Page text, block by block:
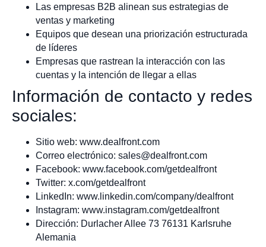
Las empresas B2B alinean sus estrategias de
ventas y marketing
Equipos que desean una priorización estructurada
de líderes
Empresas que rastrean la interacción con las
cuentas y la intención de llegar a ellas
Información de contacto y redes
sociales:
Sitio web: www.dealfront.com
Correo electrónico: sales@dealfront.com
Facebook: www.facebook.com/getdealfront
Twitter: x.com/getdealfront
LinkedIn: www.linkedin.com/company/dealfront
Instagram: www.instagram.com/getdealfront
Dirección: Durlacher Allee 73 76131 Karlsruhe
Alemania